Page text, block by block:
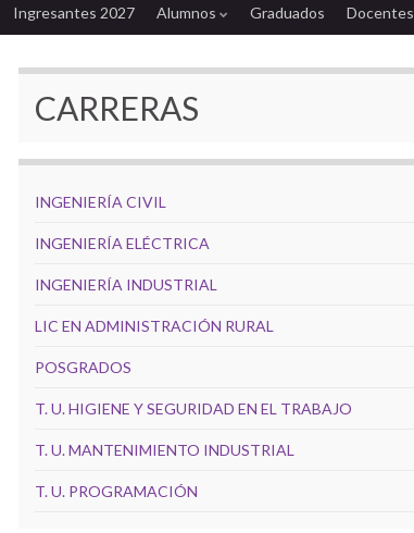
Ingresantes 2027 Alumnos Graduados Docentes
CARRERAS
INGENIERÍA CIVIL
INGENIERÍA ELÉCTRICA
INGENIERÍA INDUSTRIAL
LIC EN ADMINISTRACIÓN RURAL
POSGRADOS
T. U. HIGIENE Y SEGURIDAD EN EL TRABAJO
T. U. MANTENIMIENTO INDUSTRIAL
T. U. PROGRAMACIÓN